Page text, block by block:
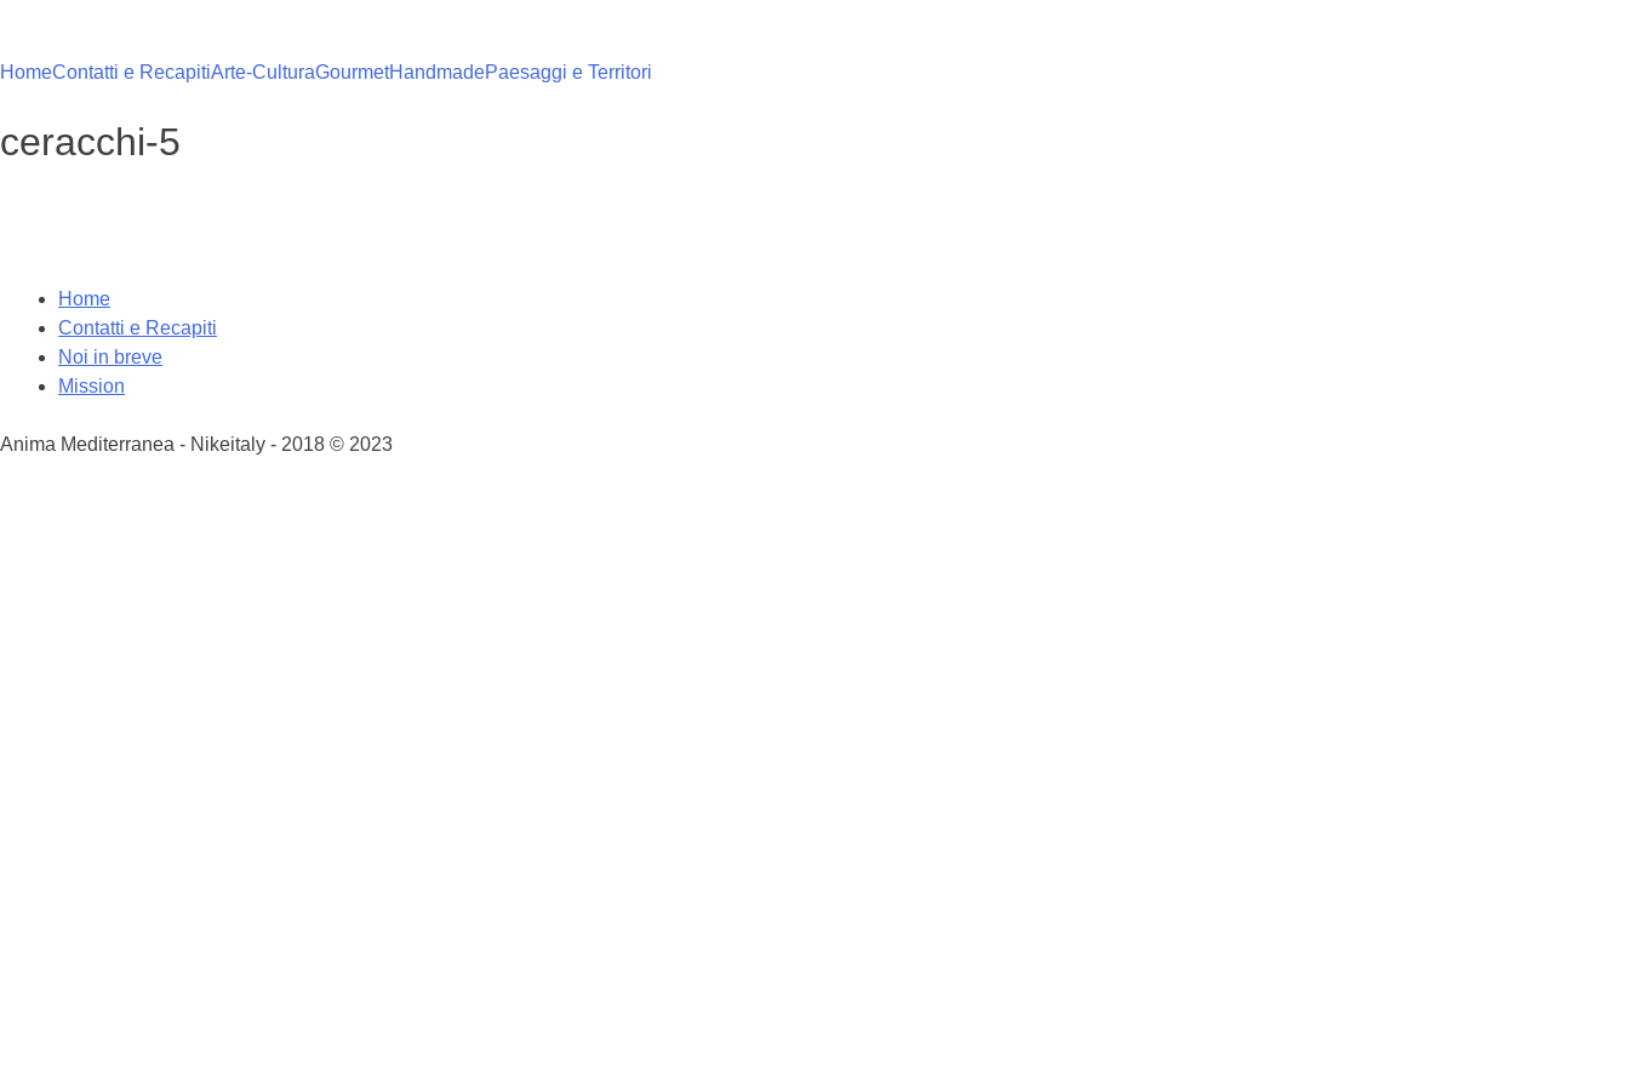
contenuto
HomeContatti e RecapitiArte-CulturaGourmetHandmadePaesaggi e Territori
ceracchi-5
Home
Contatti e Recapiti
Noi in breve
Mission
Anima Mediterranea - Nikeitaly - 2018 © 2023